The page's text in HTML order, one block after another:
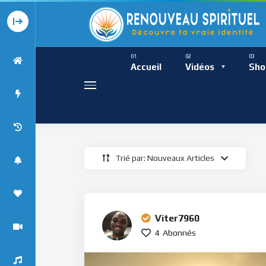
Accueil Vidéos
Présence
Présence
Trié par: Nouveaux Articles
Viter7960
4 Abonnés